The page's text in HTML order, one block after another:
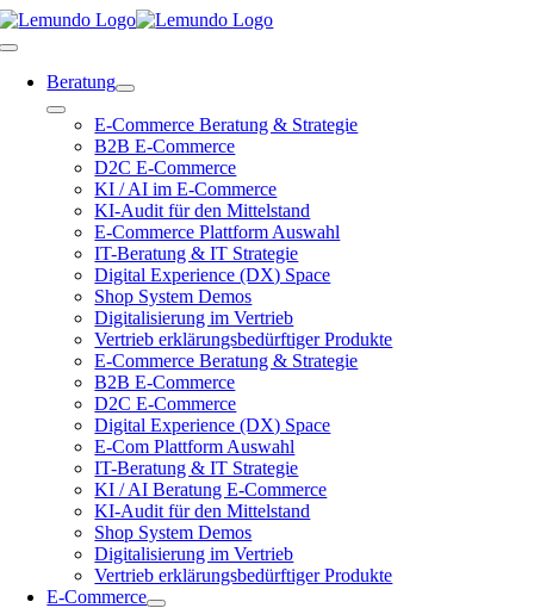
Zum
Inhalt
Toggle
NavigationBeratung
Toggle
Navigation
E-Commerce Beratung & Strategie
B2B E-Commerce
D2C E-Commerce
KI / AI im E-Commerce
KI-Audit für den Mittelstand
E-Commerce Plattform Auswahl
IT-Beratung & IT Strategie
Digital Experience (DX) Space
Shop System Demos
Digitalisierung im Vertrieb
Vertrieb erklärungsbedürftiger Produkte
E-Commerce Beratung & Strategie
B2B E-Commerce
D2C E-Commerce
Digital Experience (DX) Space
E-Com Plattform Auswahl
IT-Beratung & IT Strategie
KI / AI Beratung E-Commerce
KI-Audit für den Mittelstand
Shop System Demos
Digitalisierung im Vertrieb
Vertrieb erklärungsbedürftiger Produkte
E-Commerce